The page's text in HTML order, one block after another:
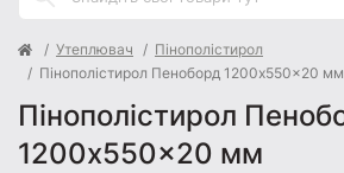
Утеплювач
Пінополістирол
Пінополістирол Пеноборд 1200x550x20 мм
Пінополістирол
1200x550x20 мм